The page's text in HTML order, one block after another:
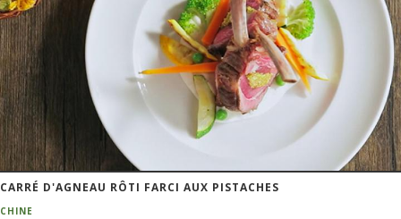
CARRÉ D'AGNEAU RÔTI FARCI AUX PISTACHES
CHINE